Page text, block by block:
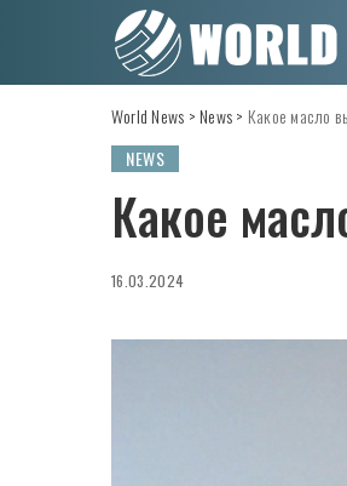
World News > News> Какое масло
NEWS
Какое
16.03.2024